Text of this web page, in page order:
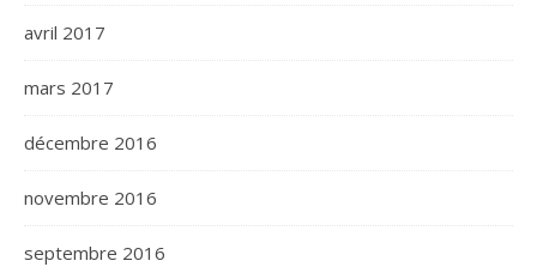
avril 2017
mars 2017
décembre 2016
novembre 2016
septembre 2016